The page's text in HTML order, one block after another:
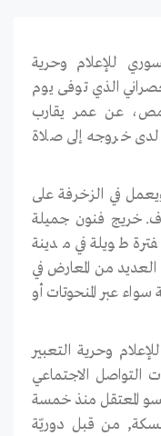
للإعلام وحرية
الذي توفى يوم
في مدينة حمص، عن عمر يقارب
خروجه إلى صلاة
في الزخرفة على
خريج فنون جميلة
طويلة في مدينة
من المعارض في
عبر المنحوتات أو
وحرية التعبير
التواصل الاجتماعي
المعتقل منذ خمسة
في مدينة الحسكة, من قبل دوريّة